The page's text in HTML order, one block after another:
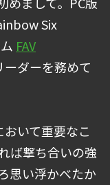
Six
FAV
ーダーを務めて
おいて重要なこ
ば撃ち合いの強
思い浮かべたか